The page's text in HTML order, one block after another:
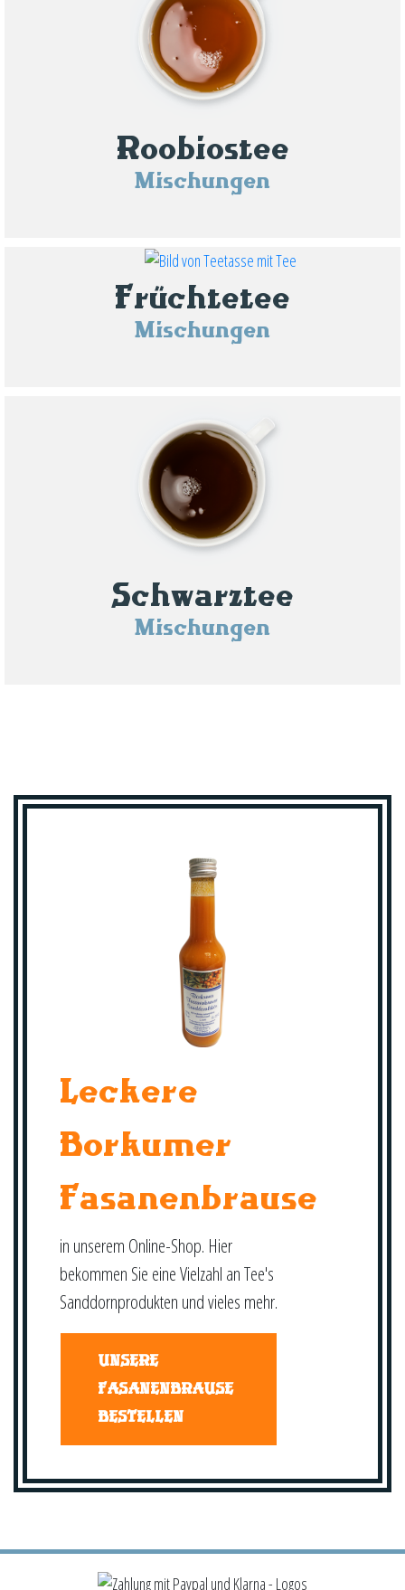
Roobiostee
Mischungen
Früchtetee
Mischungen
Schwarztee
Mischungen
Leckere
Borkumer
Fasanenbrause
in unserem Online-Shop. Hier
bekommen Sie eine Vielzahl an Tee's
Sanddornprodukten und vieles mehr.
UNSERE
FASANENBRAUSE
BESTELLEN